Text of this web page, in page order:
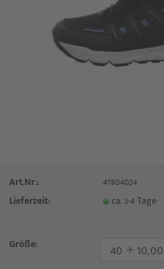
Art.Nr.:
47804024
Lieferzeit:
ca. 3-4 Tage
Größe: